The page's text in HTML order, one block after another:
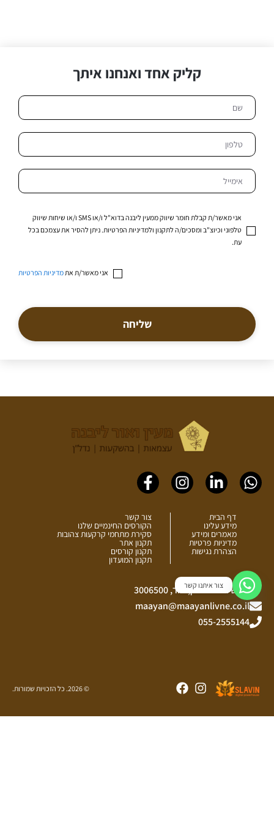
צור איתנו קשר
קליק אחד ואנחנו איתך
אני מאשר/ת קבלת חומר שיווק ממעין ליבנה בדוא"ל ו/או SMS ו/או שיחות שיווק
טלפוני וכיוצ"ב ומסכים/ה לתקנון ולמדיניות הפרטיות. ניתן להסיר את עצמכם בכל
עת.
אני מאשר/ת אתמדיניות הפרטיות
שליחה
Whatsapp
Linkedin-
in
Instagram
Facebook-
f
דף הבית
מידע עלינו
מאמרים ומידע
מדיניות פרטיות
הצהרת נגישות
צור קשר
הקורסים החינמיים שלנו
סקירת מתחמי קרקעות צהובות
תקנון אתר
תקנון קורסים
תקנון המועדון
כביש ההר הירוק, יגור, 3006500
maayan@maayanlivne.co.il
055-2555144
Instagram
Facebook © 2026. כל הזכויות שמורות.